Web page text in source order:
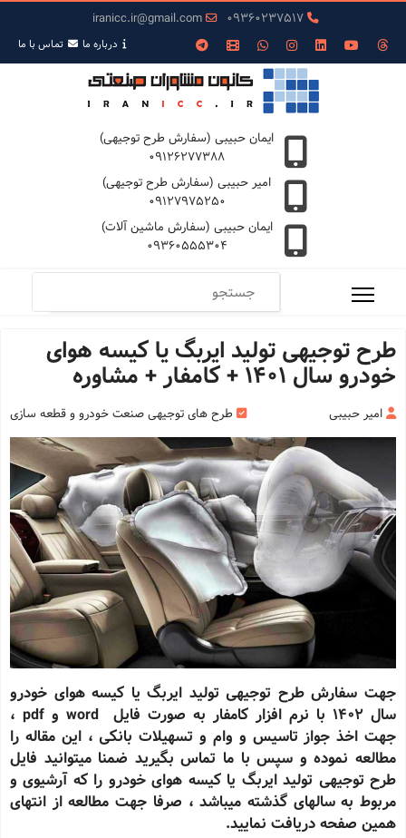
09360237517
iranicc.ir@gmail.com
درباره ما تمـاس با ما
ایمان حبیبی (سفارش طرح توجیهی)
09126277388
امیر حبیبی (سفارش طرح توجیهی)
09127975250
ایمان حبیبی (سفارش ماشین آلات)
09360555304
طرح توجیهی تولید ایربگ یا کیسه هوای
خودرو سال 1401 + کامفار + مشاوره
امیر حبیبی طرح های توجیهی صنعت خودرو و قطعه سازی
جهت سفارش طرح توجیهی تولید ایربگ یا کیسه هوای خودرو
سال 1402 با نرم افزار کامفار به صورت فایل word و pdf ،
جهت اخذ جواز تاسیس و وام و تسهیلات بانکی ، این مقاله را
مطالعه نموده و سپس با ما تماس بگیرید ضمنا میتوانید فایل
طرح توجیهی تولیدایربگ یا کیسه هوای خودرو را که آرشیوی و
مربوط به سالهای گذشته میباشد ، صرفا جهت مطالعه از انتهای
همین صفحه دریافت نمایید.